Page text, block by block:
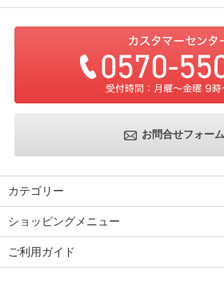
お問合せフォー
カテゴリー
ショッピングメニュー
ご利用ガイド